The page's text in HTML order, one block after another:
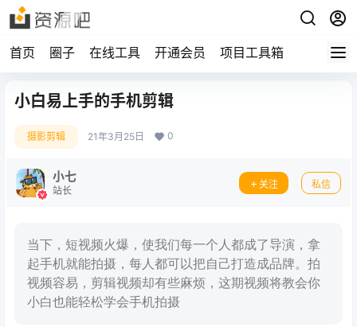
首页 圈子 在线工具 开通会员 项目工具箱
小白易上手的手机剪辑
摄影剪辑 21年3月25日 0
小七
站长
关注 私信
当下，短视频火爆，使我们每一个人都成了导演，拿
起手机就能拍摄，每人都可以把自己打造成品牌。拍
视频容易，剪辑视频却有些麻烦，这期视频将教会你
小白也能轻松学会手机拍摄